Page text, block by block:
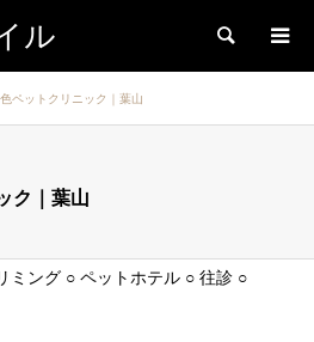
ル 検索
ペットクリニック｜葉山
ク｜葉山
ミング ○ ペットホテル ○ 往診 ○